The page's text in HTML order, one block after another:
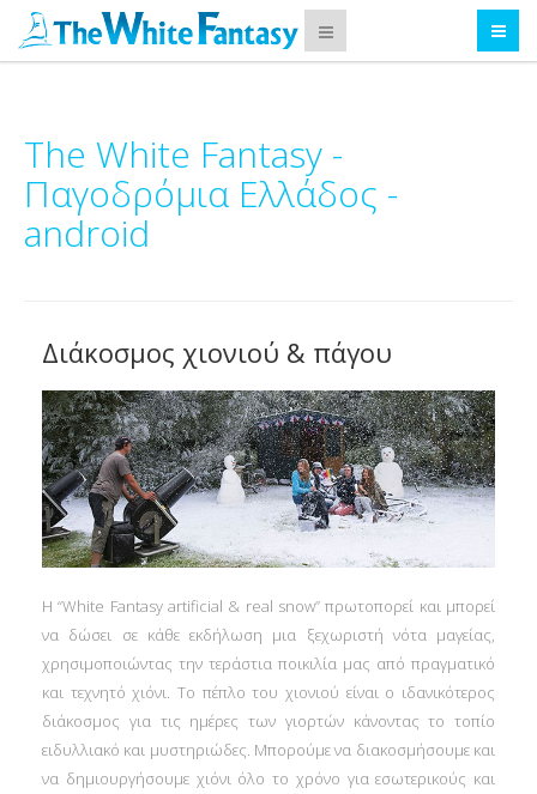
The White Fantasy -
Παγοδρόμια Ελλάδος -
android
Διάκοσμος χιονιού & πάγου
H “White Fantasy artificial & real snow” πρωτοπορεί και μπορεί
να δώσει σε κάθε εκδήλωση μια ξεχωριστή νότα μαγείας,
χρησιμοποιώντας την τεράστια ποικιλία μας από πραγματικό
και τεχνητό χιόνι. Το πέπλο του χιονιού είναι ο ιδανικότερος
διάκοσμος για τις ημέρες των γιορτών κάνοντας το τοπίο
ειδυλλιακό και μυστηριώδες. Μπορούμε να διακοσμήσουμε και
να δημιουργήσουμε χιόνι όλο το χρόνο για εσωτερικούς και